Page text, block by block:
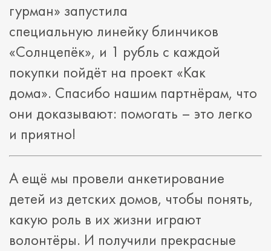
гурман» запустила
специальную линейку блинчиков
«Солнцепёк», и 1 рубль с каждой
покупки пойдёт на проект «Как
дома». Спасибо нашим партнёрам, что
они доказывают: помогать – это легко
и приятно!
А ещё мы провели анкетирование
детей из детских домов, чтобы понять,
какую роль в их жизни играют
волонтёры. И получили прекрасные